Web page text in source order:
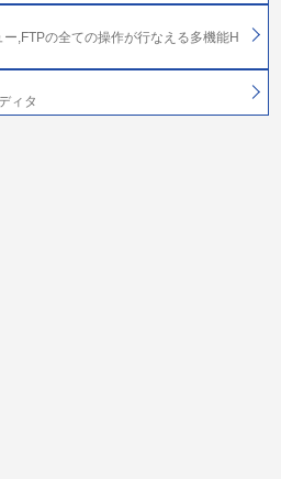
,FTPの全ての操作が行なえる多機能H
ィタ